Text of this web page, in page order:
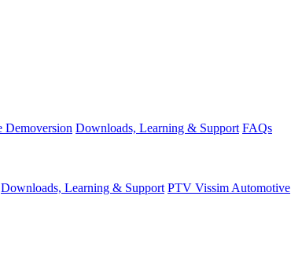
Demoversion Downloads, Learning & Support FAQs
Downloads, Learning & Support PTV Vissim Automotive